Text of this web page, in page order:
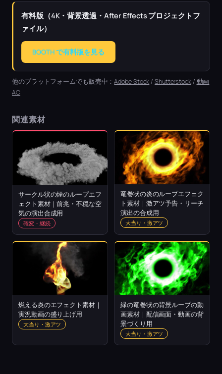
有料版（4K・背景透過・After Effects プロジェクトフ
ァイル）
BOOTH で有料版を見る
他のプラットフォームでも販売中：Adobe Stock /Shutterstock/ 動画
AC
関連素材
サークル状の煙のループエフ
ェクト素材｜前兆・不穏な空
気の演出合成用
確変・継続
竜巻状の炎のループエフェク
ト素材｜激アツ予告・リーチ
演出の合成用
大当り・激アツ
燃える炎のエフェクト素材｜
実況動画の盛り上げ用
大当り・激アツ
緑の竜巻状の背景ループの動
画素材｜配信画面・動画の背
景づくり用
大当り・激アツ